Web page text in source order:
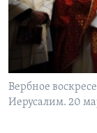
Learning English
СОЦИАЛЬНЫЕ СЕТИ
Вербное
Иерусалим. 20